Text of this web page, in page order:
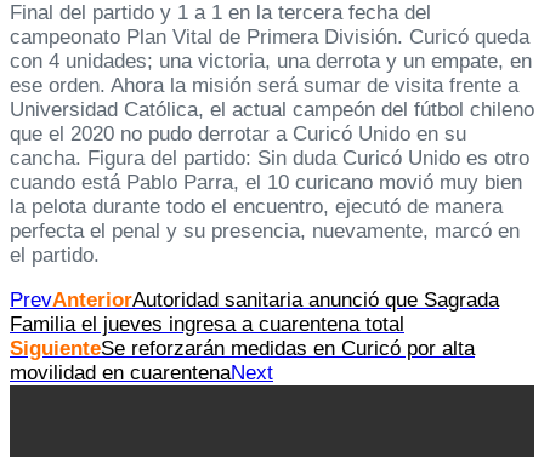
Final del partido y 1 a 1 en la tercera fecha del
campeonato Plan Vital de Primera División. Curicó queda
con 4 unidades; una victoria, una derrota y un empate, en
ese orden. Ahora la misión será sumar de visita frente a
Universidad Católica, el actual campeón del fútbol chileno
que el 2020 no pudo derrotar a Curicó Unido en su
cancha. Figura del partido: Sin duda Curicó Unido es otro
cuando está Pablo Parra, el 10 curicano movió muy bien
la pelota durante todo el encuentro, ejecutó de manera
perfecta el penal y su presencia, nuevamente, marcó en
el partido.
PrevAnteriorAutoridad sanitaria anunció que Sagrada
Familia el jueves ingresa a cuarentena total
SiguienteSe reforzarán medidas en Curicó por alta
movilidad en cuarentenaNext